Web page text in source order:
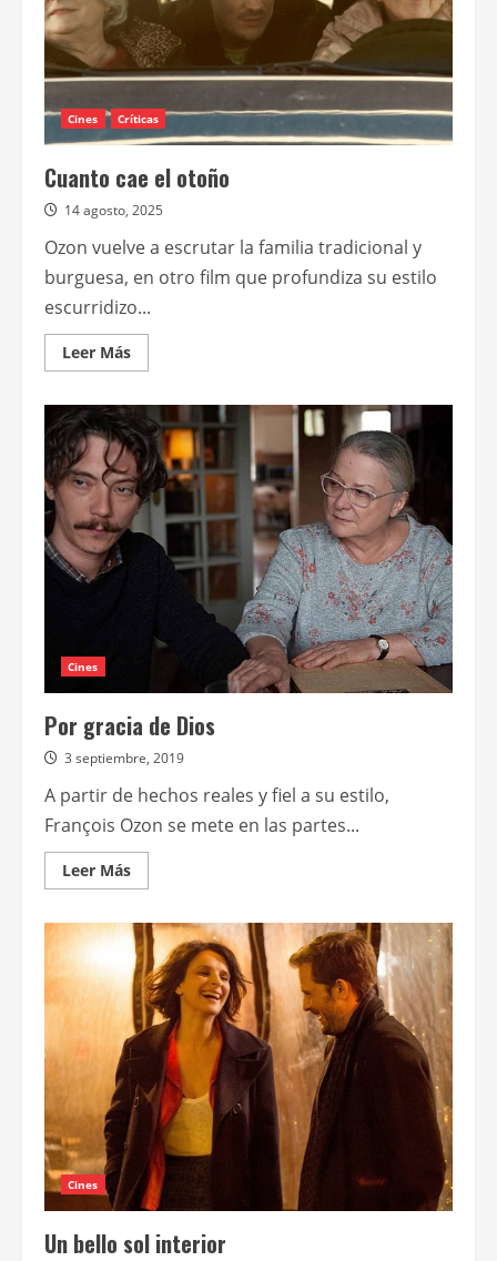
Cines Críticas
Cuanto cae el otoño
14 agosto, 2025
Ozon vuelve a escrutar la familia tradicional y
burguesa, en otro film que profundiza su estilo
escurridizo...
Leer MásLeer
más
Cuanto
cae
el
otoño
Cines
Por gracia de Dios
3 septiembre, 2019
A partir de hechos reales y fiel a su estilo,
François Ozon se mete en las partes...
Leer MásLeer
más
Por
gracia
de
Dios
Cines
Un bello sol interior